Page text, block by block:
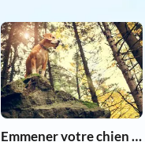
Emmener votre chien en vacances